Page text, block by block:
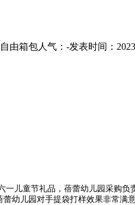
由箱包人气： -发表时间：
童节礼品，蓓蕾幼儿园采购负
幼儿园对手提袋打样效果非常满